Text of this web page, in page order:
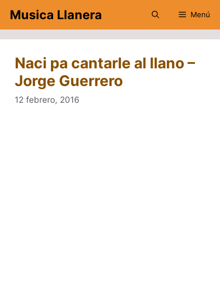
contenido
Musica Llanera Menú
Naci pa cantarle al llano –
Jorge Guerrero
12 febrero, 2016